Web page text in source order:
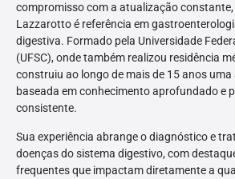
compromisso com a atualização constante,
Lazzarotto é referência em
digestiva. Formado pela Universidade
(UFSC), onde também realizou residência
construiu ao longo de mais de 15 anos
baseada em conhecimento aprofundado e
consistente.
Sua experiência abrange o diagnóstico e
doenças do sistema digestivo, com
frequentes que impactam diretamente a